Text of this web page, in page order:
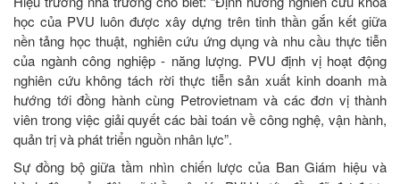
học của PVU luôn được xây dựng trên tinh thần gắn kết giữa
nền tảng học thuật, nghiên cứu ứng dụng và nhu cầu thực tiễn
của ngành công nghiệp - năng lượng. PVU định vị hoạt động
nghiên cứu không tách rời thực tiễn sản xuất kinh doanh mà
hướng tới đồng hành cùng Petrovietnam và các đơn vị thành
viên trong việc giải quyết các bài toán về công nghệ, vận hành,
quản trị và phát triển nguồn nhân lực”.
Sự đồng bộ giữa tầm nhìn chiến lược của Ban Giám hiệu và